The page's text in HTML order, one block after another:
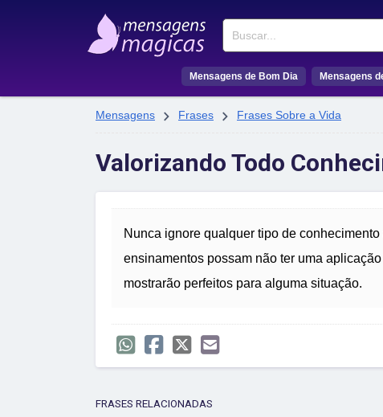
Buscar
Mensagens de Bom Dia Mensagens
Mensagens  Frases  Frases Sobre a Vida
Valorizando Todo
Nunca ignore qualquer tipo de
ensinamentos possam não ter uma
mostrarão perfeitos para alguma situação.
FRASES RELACIONADAS